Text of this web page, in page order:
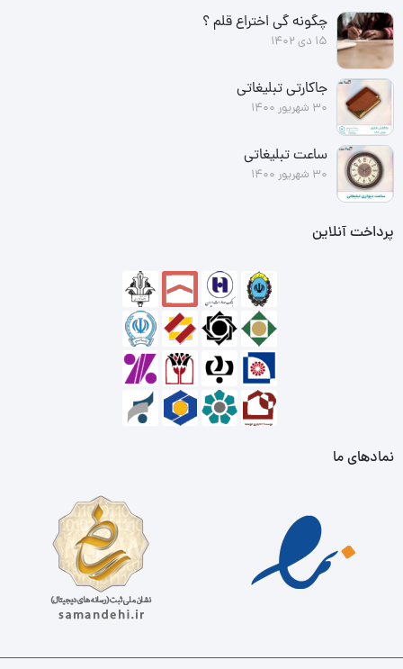
چگونه گی اختراع قلم ؟
15 دی 1402
جاکارتی تبلیغاتی
30 شهریور 1400
ساعت تبلیغاتی
30 شهریور 1400
پرداخت آنلاین
نمادهای ما